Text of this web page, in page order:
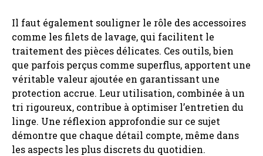
Il faut également souligner le rôle des accessoires
comme les filets de lavage, qui facilitent le
traitement des pièces délicates. Ces outils, bien
que parfois perçus comme superflus, apportent une
véritable valeur ajoutée en garantissant une
protection accrue. Leur utilisation, combinée à un
tri rigoureux, contribue à optimiser l’entretien du
linge. Une réflexion approfondie sur ce sujet
démontre que chaque détail compte, même dans
les aspects les plus discrets du quotidien.